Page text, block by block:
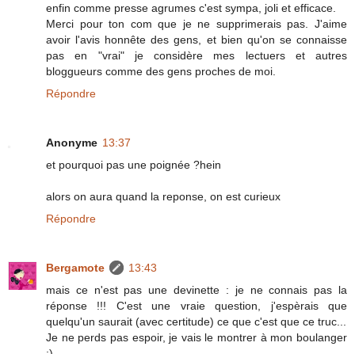
enfin comme presse agrumes c'est sympa, joli et efficace.
Merci pour ton com que je ne supprimerais pas. J'aime
avoir l'avis honnête des gens, et bien qu'on se connaisse
pas en "vrai" je considère mes lectuers et autres
bloggueurs comme des gens proches de moi.
Répondre
Anonyme 13:37
et pourquoi pas une poignée ?hein
alors on aura quand la reponse, on est curieux
Répondre
Bergamote
13:43
mais ce n'est pas une devinette : je ne connais pas la
réponse !!! C'est une vraie question, j'espèrais que
quelqu'un saurait (avec certitude) ce que c'est que ce truc...
Je ne perds pas espoir, je vais le montrer à mon boulanger